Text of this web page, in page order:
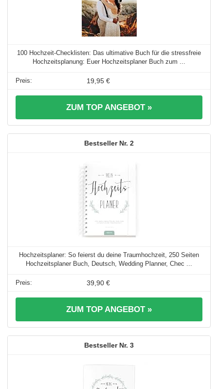
100 Hochzeit-Checklisten: Das ultimative Buch für die stressfreie
Hochzeitsplanung: Euer Hochzeitsplaner Buch zum ...
19,95 €
ZUM TOP ANGEBOT »
2
Hochzeitsplaner: So feierst du deine Traumhochzeit, 250 Seiten
Hochzeitsplaner Buch, Deutsch, Wedding Planner, Chec ...
39,90 €
ZUM TOP ANGEBOT »
3